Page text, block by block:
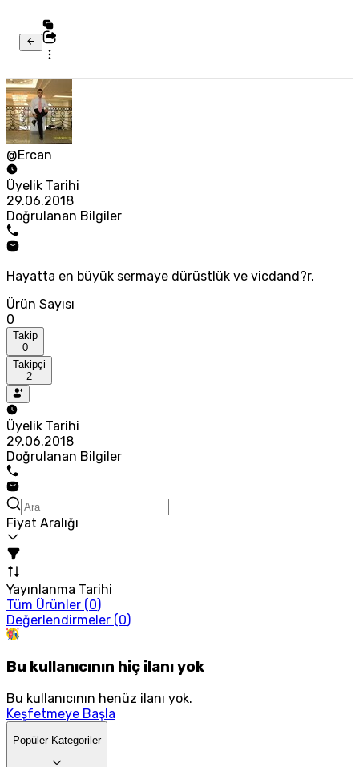
@Ercan
Üyelik Tarihi
29.06.2018
Doğrulanan Bilgiler
Hayatta en büyük sermaye dürüstlük ve vicdand?r.
Ürün Sayısı
0
Takip
0
Takipçi
2
Üyelik Tarihi
29.06.2018
Doğrulanan Bilgiler
Fiyat Aralığı
Yayınlanma Tarihi
Tüm Ürünler (0)
Değerlendirmeler (0)
Bu kullanıcının hiç ilanı yok
Bu kullanıcının henüz ilanı yok.
Keşfetmeye Başla
Popüler Kategoriler